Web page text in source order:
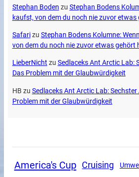
Stephan Boden zu Stephan Bodens
kaufst, von dem du noch nie zuvor
Safarizu Stephan Bodens Kolumne:
von dem du noch nie zuvor etwas gehört
LieberNicht zu Sedlaceks Ant Arctic Lab:
Das Problem mit der Glaubwürdigkeit
HB zu Sedlaceks Ant Arctic Lab:
Problem mit der Glaubwürdigkeit
America's Cup Cruising